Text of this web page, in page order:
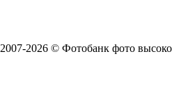
2007-2026 © Фотобанк фото